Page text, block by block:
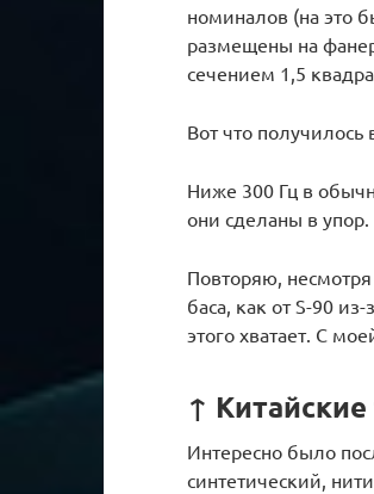
номиналов (на это
размещены на
сечением 1,5
Вот что получилось
Ниже 300 Гц в
они сделаны в упор.
Повторяю,
баса, как от S-90
этого хватает. С
↑
Интересно было
синтетический,